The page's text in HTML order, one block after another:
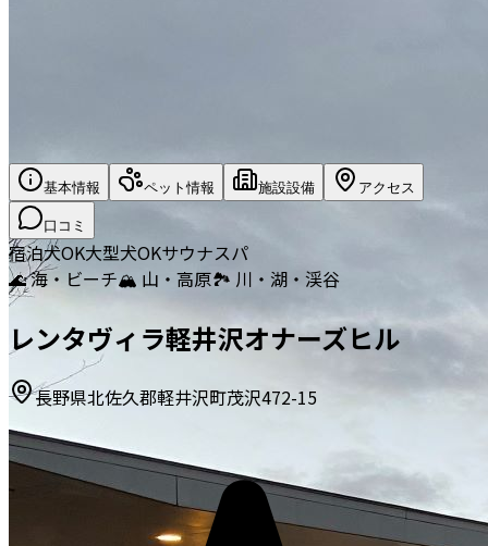
基本情報 ペット情報 施設設備 アクセス
口コミ
宿泊犬OK大型犬OKサウナスパ
🌊 海・ビーチ🏔️ 山・高原🏞️ 川・湖・渓谷
レンタヴィラ軽井沢オナーズヒル
長野県北佐久郡軽井沢町茂沢472-15